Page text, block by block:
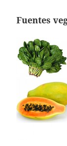
Fuentes